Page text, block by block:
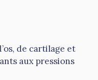
de cartilage et
aux pressions